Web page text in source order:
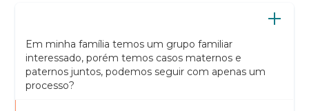
Em minha família temos um grupo familiar
interessado, porém temos casos maternos e
paternos juntos, podemos seguir com apenas um
processo?